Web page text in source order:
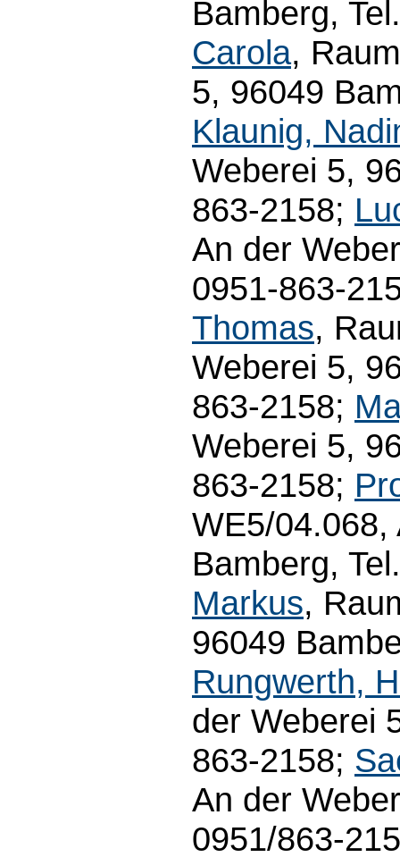
Bamberg,
Carola,
5, 96049
Klaunig,
Weberei 5,
863-2158;
An der
0951-863-
Thomas,
Weberei 5,
863-2158;
Weberei 5,
863-2158;
WE5/04.068,
Bamberg,
Markus,
96049
Rungwerth,
der Weberei
863-2158;
An der
0951/863-